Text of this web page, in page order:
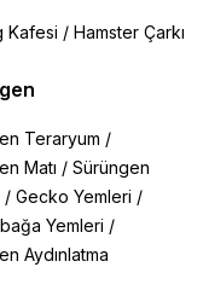
Kafesi / Hamster Çarkı
Teraryum /
Matı / Sürüngen
/ Gecko Yemleri /
Yemleri /
Aydınlatma